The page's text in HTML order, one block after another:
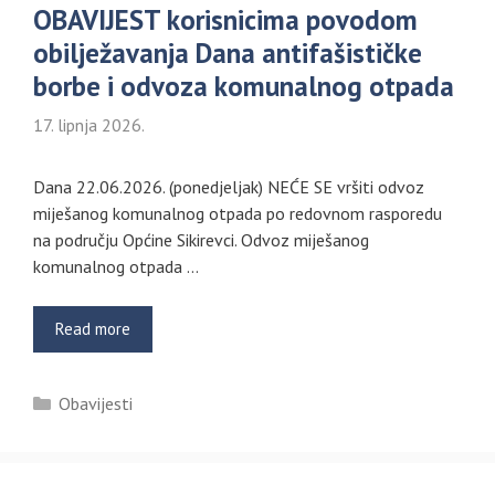
OBAVIJEST korisnicima povodom
obilježavanja Dana antifašističke
borbe i odvoza komunalnog otpada
17. lipnja 2026.
Dana 22.06.2026. (ponedjeljak) NEĆE SE vršiti odvoz
miješanog komunalnog otpada po redovnom rasporedu
na području Općine Sikirevci. Odvoz miješanog
komunalnog otpada …
Read more
Kategorije
Obavijesti